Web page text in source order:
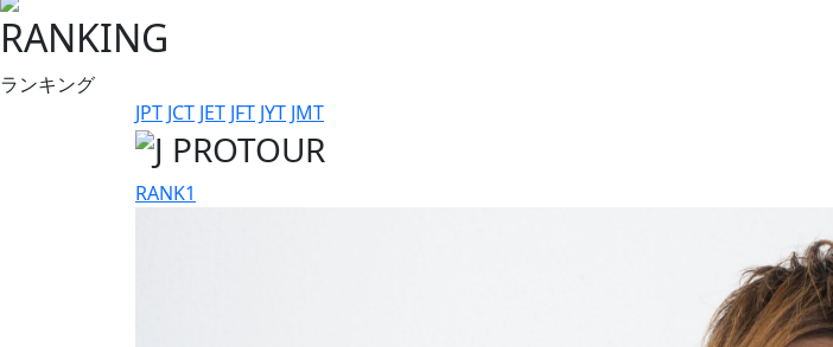
RANKING
ランキング
JPT JCT JET JFT JYT JMT
RANK1